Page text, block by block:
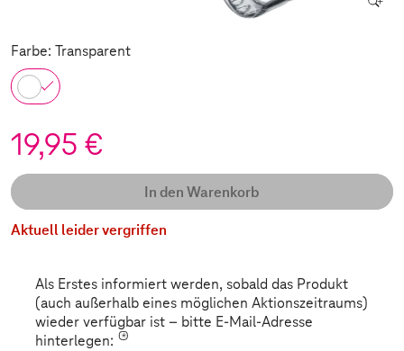
Farbe: Transparent
19,95 €
In den Warenkorb
Aktuell leider vergriffen
Als Erstes informiert werden, sobald das Produkt
(auch außerhalb eines möglichen Aktionszeitraums)
wieder verfügbar ist – bitte E-Mail-Adresse
hinterlegen: *